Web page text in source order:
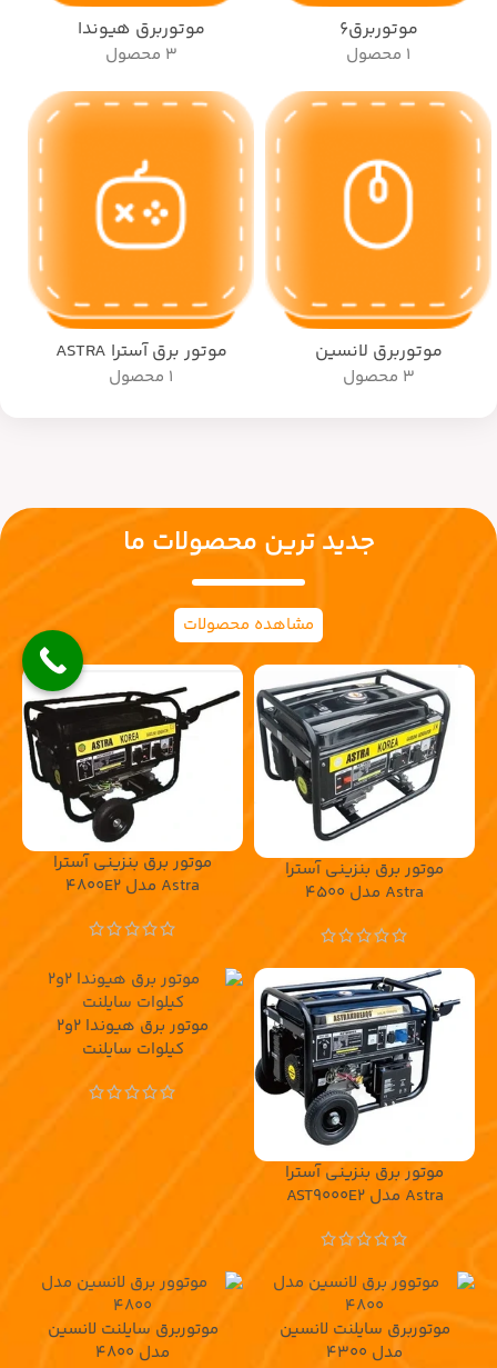
موتوربرق6
1 محصول
موتوربرق هیوندا
3 محصول
موتوربرق لانسین
3 محصول
موتور برق آسترا ASTRA
1 محصول
جدید ترین محصولات ما
مشاهده محصولات
موتور برق بنزینی آسترا
Astra مدل 4500
موتور برق بنزینی آسترا
Astra مدل 4800E2
موتور برق بنزینی آسترا
Astra مدل AST9000E2
موتور برق هیوندا 2و2
کیلوات سایلنت
موتوربرق سایلنت لانسین
مدل 4300
موتوربرق سایلنت لانسین
مدل 4800